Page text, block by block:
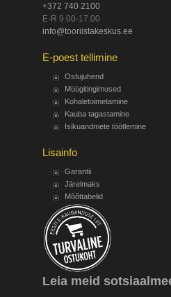
+372 740 2100
E-R 9.00-17.00
info@tooriistakeskus.ee
E-poest tellimine
Ostujuhend
Müügitingimused
Kohaletoimetamine
Kauba tagastamine
Isikuandmete töötlemine
Lisainfo
Garantii
Järelmaks
Mõõttabelid
Leia meid